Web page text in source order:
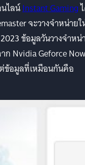
ไลน์Instant Gaming
จะวางจำหน่าย
ข้อมูลวันวางจำหน่
Nvidia Geforce Now
ข้อมูลที่เหมือนกันคือ